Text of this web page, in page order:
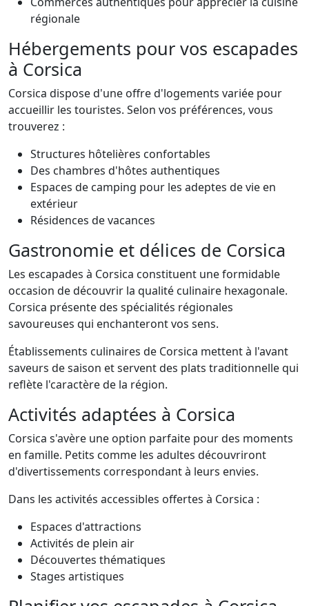
régionale
Hébergements pour vos escapades
à Corsica
Corsica dispose d'une offre d'logements variée pour
accueillir les touristes. Selon vos préférences, vous
trouverez :
Structures hôtelières confortables
Des chambres d'hôtes authentiques
Espaces de camping pour les adeptes de vie en
extérieur
Résidences de vacances
Gastronomie et délices de Corsica
Les escapades à Corsica constituent une formidable
occasion de découvrir la qualité culinaire hexagonale.
Corsica présente des spécialités régionales
savoureuses qui enchanteront vos sens.
Établissements culinaires de Corsica mettent à l'avant
saveurs de saison et servent des plats traditionnelle qui
reflète l'caractère de la région.
Activités adaptées à Corsica
Corsica s'avère une option parfaite pour des moments
en famille. Petits comme les adultes découvriront
d'divertissements correspondant à leurs envies.
Dans les activités accessibles offertes à Corsica :
Espaces d'attractions
Activités de plein air
Découvertes thématiques
Stages artistiques